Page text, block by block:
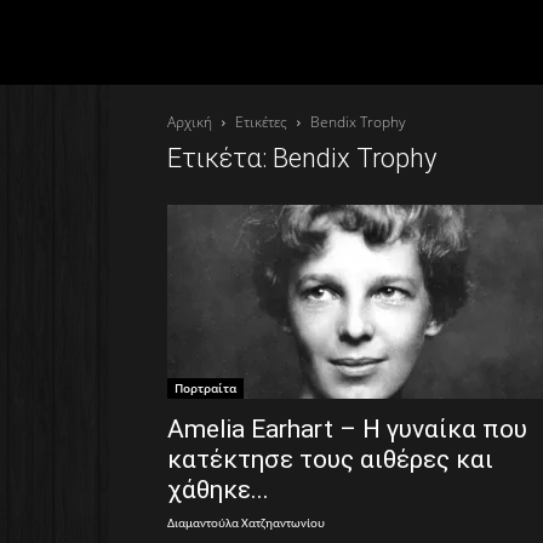
Αρχική Ετικέτες Bendix Trophy
Ετικέτα: Bendix Trophy
Πορτραίτα
Amelia Earhart – Η γυναίκα που
κατέκτησε τους αιθέρες και
χάθηκε...
Διαμαντούλα Χατζηαντωνίου